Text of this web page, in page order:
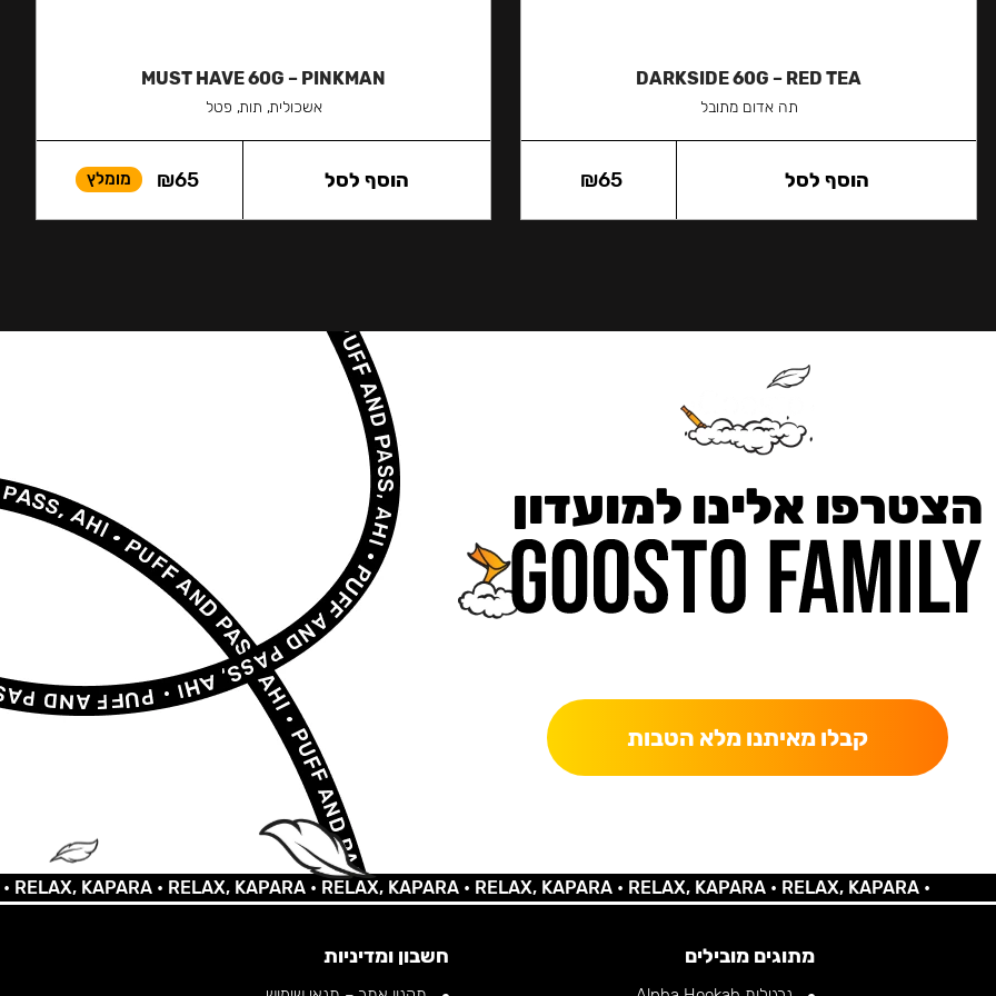
DARKSIDE 60G – RED TEA
תה אדום מתובל
₪65 הוסף לסל
MUST HAVE 60G – PINKMAN
אשכולית, תות, פטל
₪65 מומלץ הוסף לסל
הצטרפו אלינו למועדון
קבלו מאיתנו מלא הטבות
KAPARA •RELAX, KAPARA •RELAX, KAPARA •RELAX, KAPARA •RELAX, KAPARA •RELAX, KAPARA •
מתוגים מובילים חשבון ומדיניות